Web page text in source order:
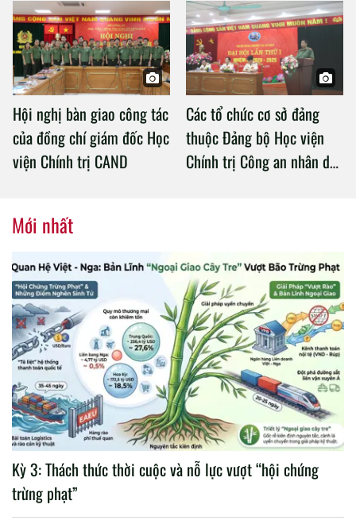
Chính trị Công an nhân dân
Hội nghị bàn giao công tác
của đồng chí giám đốc Học
viện Chính trị CAND
Các tổ chức cơ sở đảng
thuộc Đảng bộ Học viện
Chính trị Công an nhân dân
Mới nhất
Kỳ 3: Thách thức thời cuộc và nỗ lực vượt “hội chứng
trừng phạt”